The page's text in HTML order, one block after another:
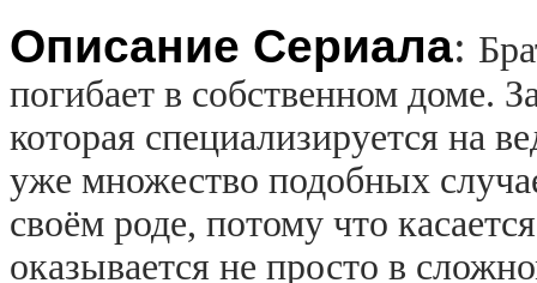
Описание Сериала:
погибает в собственном доме.
которая специализируется на
уже множество подобных
своём роде, потому что
оказывается не просто в